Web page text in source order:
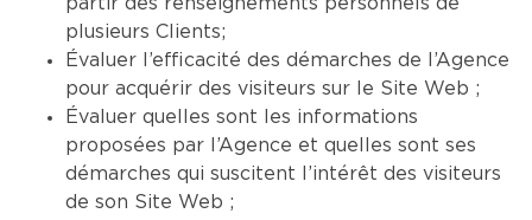
plusieurs Clients;
Évaluer l’efficacité des démarches de l’Agence
pour acquérir des visiteurs sur le Site Web ;
Évaluer quelles sont les informations
proposées par l’Agence et quelles sont ses
démarches qui suscitent l’intérêt des visiteurs
de son Site Web ;